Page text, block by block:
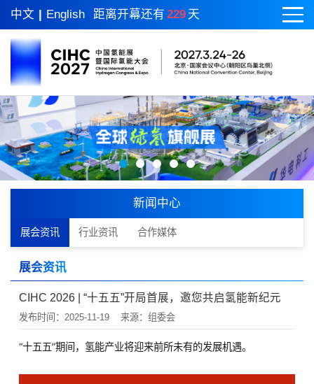
中文 | English 距离开幕还有 229 天
新闻中心
展会资讯 行业资讯 合作媒体
展会资讯
CIHC 2026 | “十五五”开局首展，邀您共启氢能新纪元
发布时间：2025-11-19 来源：组委会
“十五五”期间，氢能产业将迎来前所未有的发展机遇。